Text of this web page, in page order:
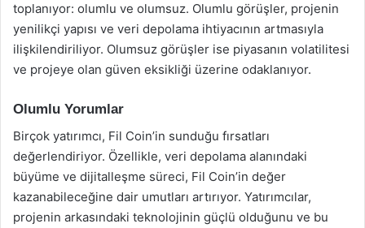
toplanıyor: olumlu ve olumsuz. Olumlu görüşler, projenin
yenilikçi yapısı ve veri depolama ihtiyacının artmasıyla
ilişkilendiriliyor. Olumsuz görüşler ise piyasanın volatilitesi
ve projeye olan güven eksikliği üzerine odaklanıyor.
Olumlu Yorumlar
Birçok yatırımcı, Fil Coin’in sunduğu fırsatları
değerlendiriyor. Özellikle, veri depolama alanındaki
büyüme ve dijitalleşme süreci, Fil Coin’in değer
kazanabileceğine dair umutları artırıyor. Yatırımcılar,
projenin arkasındaki teknolojinin güçlü olduğunu ve bu